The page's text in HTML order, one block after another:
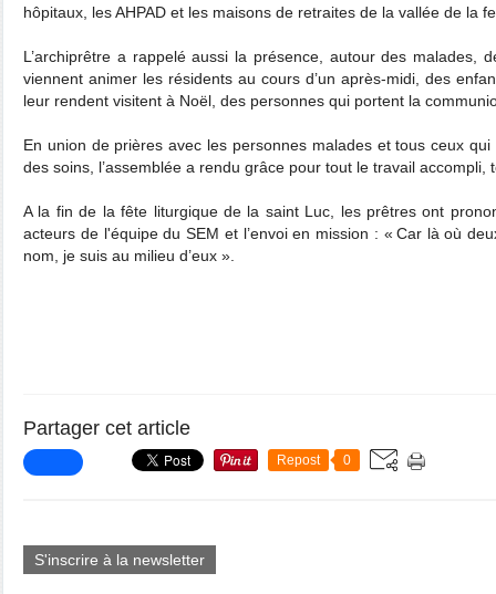
hôpitaux, les AHPAD et les maisons de retraites de la vallée de la
L’archiprêtre a rappelé aussi la présence, autour des malades,
viennent animer les résidents au cours d’un après-midi, des
leur rendent visitent à Noël, des personnes qui portent la
En union de prières avec les personnes malades et tous ceux
des soins, l’assemblée a rendu grâce pour tout le travail accompli,
A la fin de la fête liturgique de la saint Luc, les prêtres ont
acteurs de l'équipe du SEM et l’envoi en mission : « Car là où
nom, je suis au milieu d’eux ».
Partager cet article
Repost 0
S'inscrire à la newsletter